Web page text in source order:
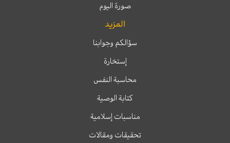
صورة اليوم
المزيد
سؤالكم وجوابنا
إستخارة
محاسبة النفس
كتابة الوصية
مناسبات إسلامية
تحقيقات ومقالات